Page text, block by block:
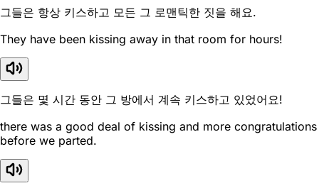
그들은 항상 키스하고 모든 그 로맨틱한 짓을 해요.
They have been kissing away in that room for hours!
그들은 몇 시간 동안 그 방에서 계속 키스하고 있었어요!
there was a good deal of kissing and more congratulations
before we parted.